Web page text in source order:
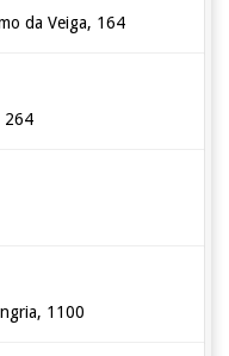
da Veiga, 164
264
1100